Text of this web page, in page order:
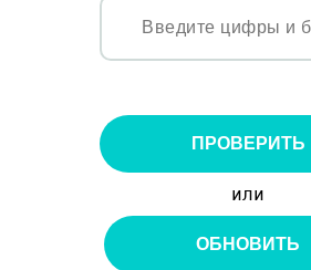
ПРОВЕРИТЬ
или
ОБНОВИТЬ